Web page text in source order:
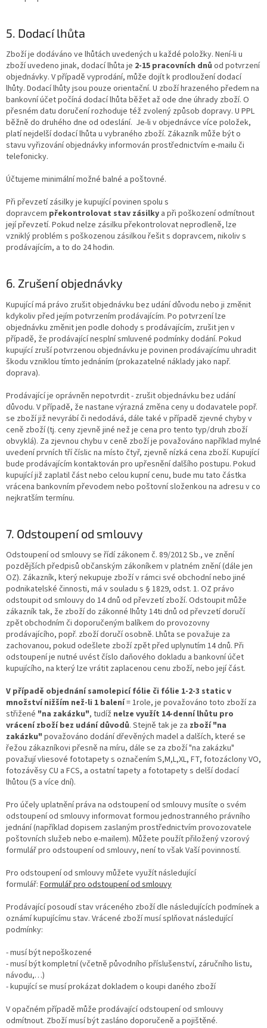
5. Dodací lhůta
Zboží je dodáváno ve lhůtách uvedených u každé položky. Není-li u
zboží uvedeno jinak, dodací lhůta je 2-15 pracovních dnů od potvrzení
objednávky. V případě vyprodání, může dojít k prodloužení dodací
lhůty. Dodací lhůty jsou pouze orientační. U zboží hrazeného předem na
bankovní účet počíná dodací lhůta běžet až ode dne úhrady zboží. O
přesném datu doručení rozhoduje též zvolený způsob dopravy. U PPL
běžně do druhého dne od odeslání. Je-li v objednávce více položek,
platí nejdelší dodací lhůta u vybraného zboží. Zákazník může být o
stavu vyřizování objednávky informován prostřednictvím e-mailu či
telefonicky.
Účtujeme minimální možné balné a poštovné.
Při převzetí zásilky je kupující povinen spolu s
dopravcem překontrolovat stav zásilky a při poškození odmítnout
její převzetí. Pokud nelze zásilku překontrolovat neprodleně, lze
vzniklý problém s poškozenou zásilkou řešit s dopravcem, nikoliv s
prodávajícím, a to do 24 hodin.
6. Zrušení objednávky
Kupující má právo zrušit objednávku bez udání důvodu nebo ji změnit
kdykoliv před jejím potvrzením prodávajícím. Po potvrzení lze
objednávku změnit jen podle dohody s prodávajícím, zrušit jen v
případě, že prodávající nesplní smluvené podmínky dodání. Pokud
kupující zruší potvrzenou objednávku je povinen prodávajícímu uhradit
škodu vzniklou tímto jednáním (prokazatelné náklady jako např.
doprava).
Prodávající je oprávněn nepotvrdit - zrušit objednávku bez udání
důvodu. V případě, že nastane výrazná změna ceny u dodavatele popř.
se zboží již nevyrábí či nedodává, dále také v případě zjevné chyby v
ceně zboží (tj. ceny zjevně jiné než je cena pro tento typ/druh zboží
obvyklá). Za zjevnou chybu v ceně zboží je považováno například mylné
uvedení prvních tří číslic na místo čtyř, zjevně nízká cena zboží. Kupující
bude prodávajícím kontaktován pro upřesnění dalšího postupu. Pokud
kupující již zaplatil část nebo celou kupní cenu, bude mu tato částka
vrácena bankovním převodem nebo poštovní složenkou na adresu v co
nejkratším termínu.
7. Odstoupení od smlouvy
Odstoupení od smlouvy se řídí zákonem č. 89/2012 Sb., ve znění
pozdějších předpisů občanským zákoníkem v platném znění (dále jen
OZ). Zákazník, který nekupuje zboží v rámci své obchodní nebo jiné
podnikatelské činnosti, má v souladu s § 1829, odst. 1. OZ právo
odstoupit od smlouvy do 14 dnů od převzetí zboží. Odstoupit může
zákazník tak, že zboží do zákonné lhůty 14ti dnů od převzetí doručí
zpět obchodním či doporučeným balíkem do provozovny
prodávajícího, popř. zboží doručí osobně. Lhůta se považuje za
zachovanou, pokud odešlete zboží zpět před uplynutím 14 dnů. Při
odstoupení je nutné uvést číslo daňového dokladu a bankovní účet
kupujícího, na který lze vrátit zaplacenou cenu zboží, nebo její část.
V případě objednání samolepicí fólie či fólie 1-2-3 static v
množství nižším než-li 1 balení= 1role, je považováno toto zboží za
střižené "na zakázku", tudíž nelze využít 14-denní lhůtu pro
vrácení zboží bez udání důvodů. Stejně tak je za zboží "na
zakázku" považováno dodání dřevěných madel a dalších, které se
řežou zákazníkovi přesně na míru, dále se za zboží "na zakázku"
považují vliesové fototapety s označením S,M,L,XL, FT, fotozáclony VO,
fotozávěsy CU a FCS, a ostatní tapety a fototapety s delší dodací
lhůtou (5 a více dní).
Pro účely uplatnění práva na odstoupení od smlouvy musíte o svém
odstoupení od smlouvy informovat formou jednostranného právního
jednání (například dopisem zaslaným prostřednictvím provozovatele
poštovních služeb nebo e-mailem). Můžete použít přiložený vzorový
formulář pro odstoupení od smlouvy, není to však Vaší povinností.
Pro odstoupení od smlouvy můžete využít následující
formulář: Formulář pro odstoupení od smlouvy
Prodávající posoudí stav vráceného zboží dle následujících podmínek a
oznámí kupujícímu stav. Vrácené zboží musí splňovat následující
podmínky:
- musí být nepoškozené
- musí být kompletní (včetně původního příslušenství, záručního listu,
návodu,…)
- kupující se musí prokázat dokladem o koupi daného zboží
V opačném případě může prodávající odstoupení od smlouvy
odmítnout. Zboží musí být zasláno doporučeně a pojištěné.